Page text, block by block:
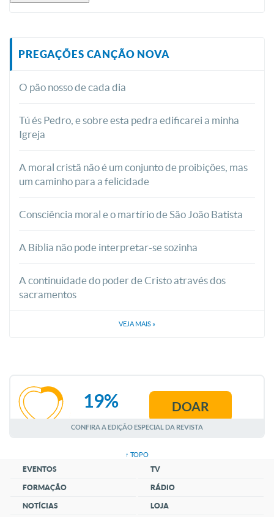
PREGAÇÕES CANÇÃO NOVA
O pão nosso de cada dia
Tú és Pedro, e sobre esta pedra edificarei a minha
Igreja
A moral cristã não é um conjunto de proibições, mas
um caminho para a felicidade
Consciência moral e o martírio de São João Batista
A Bíblia não pode interpretar-se sozinha
A continuidade do poder de Cristo através dos
sacramentos
VEJA MAIS »
AGOSTO
19% DOAR
CONFIRA A EDIÇÃO ESPECIAL DA REVISTA
↑ TOPO
EVENTOS
FORMAÇÃO
NOTÍCIAS
TV
RÁDIO
LOJA